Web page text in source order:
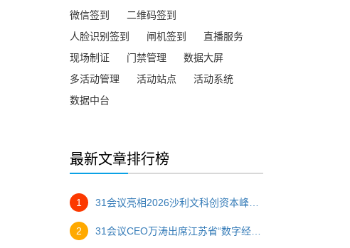
微信签到
二维码签到
人脸识别签到
闸机签到
直播服务
现场制证
门禁管理
数据大屏
多活动管理
活动站点
活动系统
数据中台
最新文章排行榜
1
2